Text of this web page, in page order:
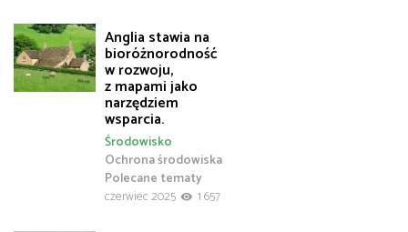
Anglia stawia na
bioróżnorodność
w rozwoju,
z mapami jako
narzędziem
wsparcia.
Ochrona środowiska
Polecane tematy
Środowisko
czerwiec 2025 1 657